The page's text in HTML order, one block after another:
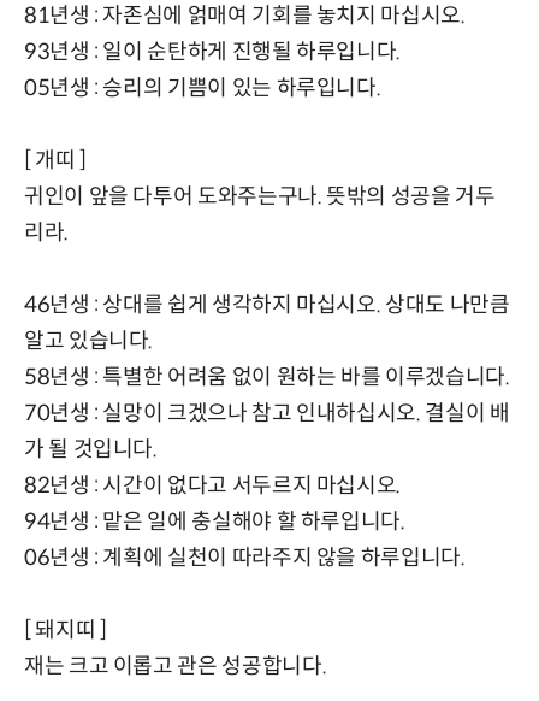
81년생 : 자존심에 얽매여 기회를 놓치지 마십시오.
93년생 : 일이 순탄하게 진행될 하루입니다.
05년생 : 승리의 기쁨이 있는 하루입니다.
[ 개띠 ]
귀인이 앞을 다투어 도와주는구나. 뜻밖의 성공을 거두
리라.
46년생 : 상대를 쉽게 생각하지 마십시오. 상대도 나만큼
알고 있습니다.
58년생 : 특별한 어려움 없이 원하는 바를 이루겠습니다.
70년생 : 실망이 크겠으나 참고 인내하십시오. 결실이 배
가 될 것입니다.
82년생 : 시간이 없다고 서두르지 마십시오.
94년생 : 맡은 일에 충실해야 할 하루입니다.
06년생 : 계획에 실천이 따라주지 않을 하루입니다.
[ 돼지띠 ]
재는 크고 이롭고 관은 성공합니다.